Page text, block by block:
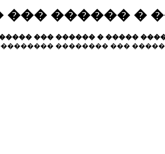
��� ������ �
��� ������ � �����
�������� ���